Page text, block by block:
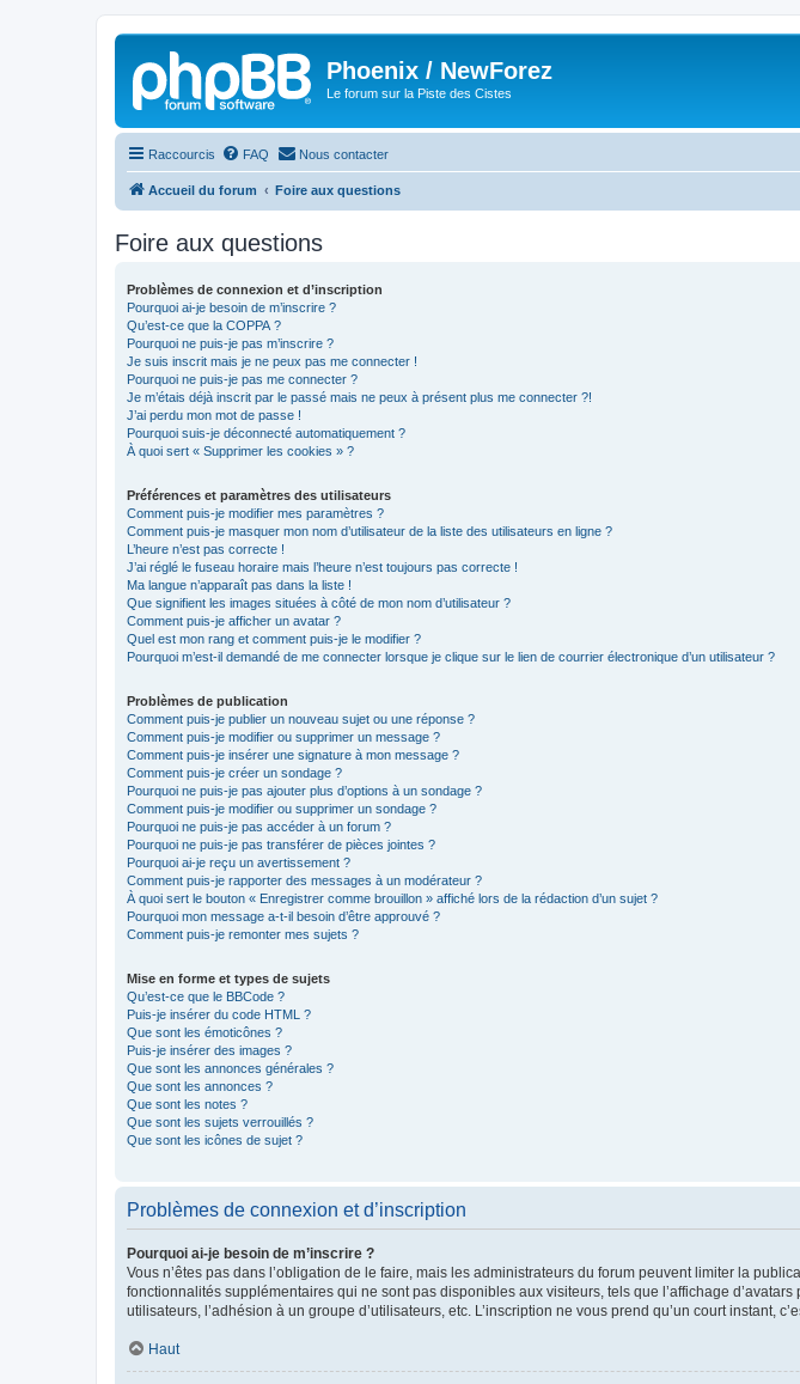
Phoenix / NewForez
Le forum sur la Piste des Cistes
Raccourcis FAQ Nous contacter
Accueil du forum Foire aux questions
Foire aux questions
Problèmes de connexion et d’inscription
Pourquoi ai-je besoin de m’inscrire ?
Qu’est-ce que la COPPA ?
Pourquoi ne puis-je pas m’inscrire ?
Je suis inscrit mais je ne peux pas me connecter !
Pourquoi ne puis-je pas me connecter ?
Je m’étais déjà inscrit par le passé mais ne peux à présent plus me connecter ?!
J’ai perdu mon mot de passe !
Pourquoi suis-je déconnecté automatiquement ?
À quoi sert « Supprimer les cookies » ?
Préférences et paramètres des utilisateurs
Comment puis-je modifier mes paramètres ?
Comment puis-je masquer mon nom d’utilisateur de la liste des utilisateurs en ligne ?
L’heure n’est pas correcte !
J’ai réglé le fuseau horaire mais l’heure n’est toujours pas correcte !
Ma langue n’apparaît pas dans la liste !
Que signifient les images situées à côté de mon nom d’utilisateur ?
Comment puis-je afficher un avatar ?
Quel est mon rang et comment puis-je le modifier ?
Pourquoi m’est-il demandé de me connecter lorsque je clique sur le lien de courrier électronique d’un utilisateur ?
Problèmes de publication
Comment puis-je publier un nouveau sujet ou une réponse ?
Comment puis-je modifier ou supprimer un message ?
Comment puis-je insérer une signature à mon message ?
Comment puis-je créer un sondage ?
Pourquoi ne puis-je pas ajouter plus d’options à un sondage ?
Comment puis-je modifier ou supprimer un sondage ?
Pourquoi ne puis-je pas accéder à un forum ?
Pourquoi ne puis-je pas transférer de pièces jointes ?
Pourquoi ai-je reçu un avertissement ?
Comment puis-je rapporter des messages à un modérateur ?
À quoi sert le bouton « Enregistrer comme brouillon » affiché lors de la rédaction d’un sujet ?
Pourquoi mon message a-t-il besoin d’être approuvé ?
Comment puis-je remonter mes sujets ?
Mise en forme et types de sujets
Qu’est-ce que le BBCode ?
Puis-je insérer du code HTML ?
Que sont les émoticônes ?
Puis-je insérer des images ?
Que sont les annonces générales ?
Que sont les annonces ?
Que sont les notes ?
Que sont les sujets verrouillés ?
Que sont les icônes de sujet ?
Problèmes de connexion et d’inscription
Pourquoi ai-je besoin de m’inscrire ?
Vous n’êtes pas dans l’obligation de le faire, mais les administrateurs du forum peuvent limiter la
fonctionnalités supplémentaires qui ne sont pas disponibles aux visiteurs, tels que l’affichage
utilisateurs, l’adhésion à un groupe d’utilisateurs, etc. L’inscription ne vous prend qu’un court instant,
Haut